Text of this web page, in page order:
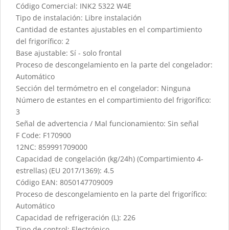
Código Comercial: INK2 5322 W4E
Tipo de instalación: Libre instalación
Cantidad de estantes ajustables en el compartimiento
del frigorífico: 2
Base ajustable: Sí - solo frontal
Proceso de descongelamiento en la parte del congelador:
Automático
Sección del termómetro en el congelador: Ninguna
Número de estantes en el compartimiento del frigorífico:
3
Señal de advertencia / Mal funcionamiento: Sin señal
F Code: F170900
12NC: 859991709000
Capacidad de congelación (kg/24h) (Compartimiento 4-
estrellas) (EU 2017/1369): 4.5
Código EAN: 8050147709009
Proceso de descongelamiento en la parte del frigorífico:
Automático
Capacidad de refrigeración (L): 226